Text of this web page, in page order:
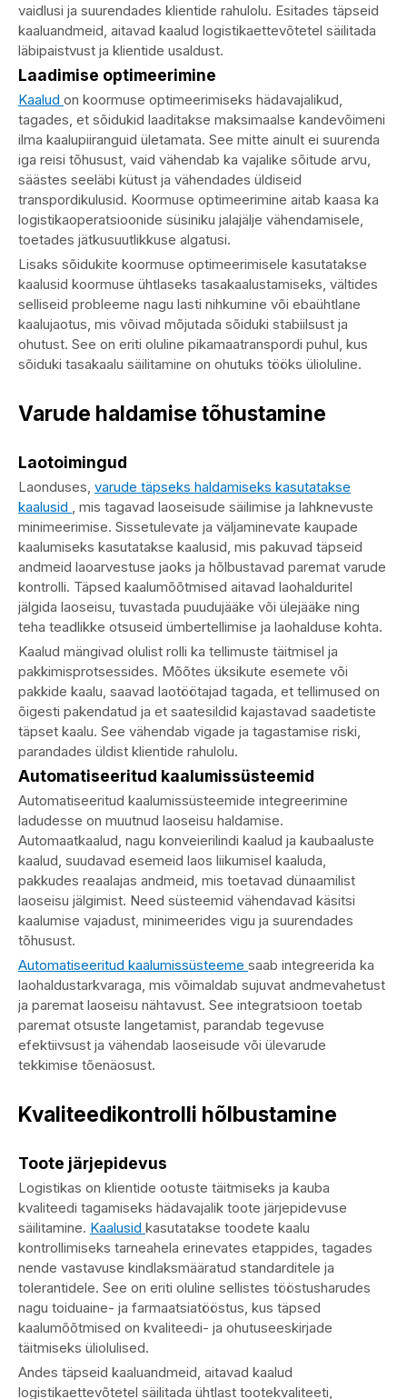
vaidlusi ja suurendades klientide rahulolu. Esitades täpseid
kaaluandmeid, aitavad kaalud logistikaettevõtetel säilitada
läbipaistvust ja klientide usaldust.
Laadimise optimeerimine
Kaalud on koormuse optimeerimiseks hädavajalikud,
tagades, et sõidukid laaditakse maksimaalse kandevõimeni
ilma kaalupiiranguid ületamata. See mitte ainult ei suurenda
iga reisi tõhusust, vaid vähendab ka vajalike sõitude arvu,
säästes seeläbi kütust ja vähendades üldiseid
transpordikulusid. Koormuse optimeerimine aitab kaasa ka
logistikaoperatsioonide süsiniku jalajälje vähendamisele,
toetades jätkusuutlikkuse algatusi.
Lisaks sõidukite koormuse optimeerimisele kasutatakse
kaalusid koormuse ühtlaseks tasakaalustamiseks, vältides
selliseid probleeme nagu lasti nihkumine või ebaühtlane
kaalujaotus, mis võivad mõjutada sõiduki stabiilsust ja
ohutust. See on eriti oluline pikamaatranspordi puhul, kus
sõiduki tasakaalu säilitamine on ohutuks tööks ülioluline.
Varude haldamise tõhustamine
Laotoimingud
Laonduses, varude täpseks haldamiseks kasutatakse
kaalusid , mis tagavad laoseisude säilimise ja lahknevuste
minimeerimise. Sissetulevate ja väljaminevate kaupade
kaalumiseks kasutatakse kaalusid, mis pakuvad täpseid
andmeid laoarvestuse jaoks ja hõlbustavad paremat varude
kontrolli. Täpsed kaalumõõtmised aitavad laohalduritel
jälgida laoseisu, tuvastada puudujääke või ülejääke ning
teha teadlikke otsuseid ümbertellimise ja laohalduse kohta.
Kaalud mängivad olulist rolli ka tellimuste täitmisel ja
pakkimisprotsessides. Mõõtes üksikute esemete või
pakkide kaalu, saavad laotöötajad tagada, et tellimused on
õigesti pakendatud ja et saatesildid kajastavad saadetiste
täpset kaalu. See vähendab vigade ja tagastamise riski,
parandades üldist klientide rahulolu.
Automatiseeritud kaalumissüsteemid
Automatiseeritud kaalumissüsteemide integreerimine
ladudesse on muutnud laoseisu haldamise.
Automaatkaalud, nagu konveierilindi kaalud ja kaubaaluste
kaalud, suudavad esemeid laos liikumisel kaaluda,
pakkudes reaalajas andmeid, mis toetavad dünaamilist
laoseisu jälgimist. Need süsteemid vähendavad käsitsi
kaalumise vajadust, minimeerides vigu ja suurendades
tõhusust.
Automatiseeritud kaalumissüsteeme saab integreerida ka
laohaldustarkvaraga, mis võimaldab sujuvat andmevahetust
ja paremat laoseisu nähtavust. See integratsioon toetab
paremat otsuste langetamist, parandab tegevuse
efektiivsust ja vähendab laoseisude või ülevarude
tekkimise tõenäosust.
Kvaliteedikontrolli hõlbustamine
Toote järjepidevus
Logistikas on klientide ootuste täitmiseks ja kauba
kvaliteedi tagamiseks hädavajalik toote järjepidevuse
säilitamine. Kaalusid kasutatakse toodete kaalu
kontrollimiseks tarneahela erinevates etappides, tagades
nende vastavuse kindlaksmääratud standarditele ja
tolerantidele. See on eriti oluline sellistes tööstusharudes
nagu toiduaine- ja farmaatsiatööstus, kus täpsed
kaalumõõtmised on kvaliteedi- ja ohutuseeskirjade
täitmiseks üliolulised.
Andes täpseid kaaluandmeid, aitavad kaalud
logistikaettevõtetel säilitada ühtlast tootekvaliteeti,